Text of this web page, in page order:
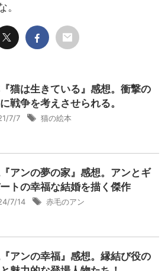
。
猫は生きている』感想。衝撃の
戦争を考えさせられる。
7/7 猫の絵本
アンの夢の家』感想。アンとギ
トの幸福な結婚を描く傑作
7/14 赤毛のアン
アンの幸福』感想。縁結び役の